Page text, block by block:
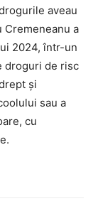
aveau
a
2024, într-un
droguri de risc
și
sau a
cu